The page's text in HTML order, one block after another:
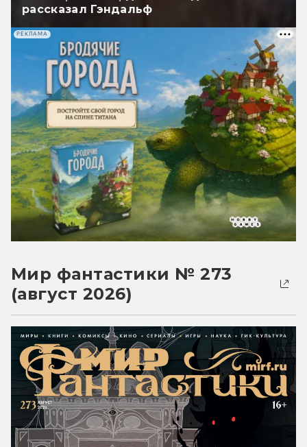
рассказал Гэндальф
РЕКЛАМА
Мир фантастики № 273
(август 2026)